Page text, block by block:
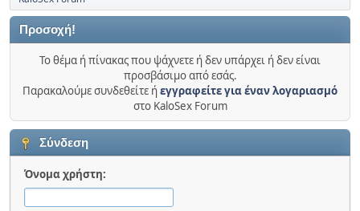
Προσοχή!
Το θέμα ή πίνακας που ψάχνετε ή δεν υπάρχει ή δεν είναι
προσβάσιμο από εσάς.
Παρακαλούμε συνδεθείτε ήεγγραφείτε για έναν λογαριασμό
στο KaloSex Forum
Σύνδεση
Όνομα χρήστη: